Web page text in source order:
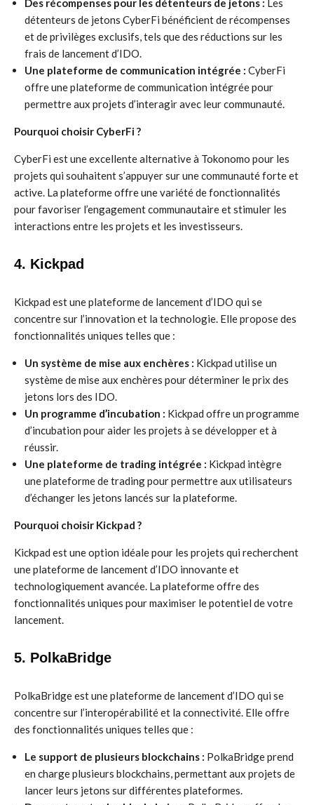
Des récompenses pour les détenteurs de jetons : Les
détenteurs de jetons CyberFi bénéficient de récompenses
et de privilèges exclusifs, tels que des réductions sur les
frais de lancement d’IDO.
Une plateforme de communication intégrée : CyberFi
offre une plateforme de communication intégrée pour
permettre aux projets d’interagir avec leur communauté.
Pourquoi choisir CyberFi ?
CyberFi est une excellente alternative à Tokonomo pour les
projets qui souhaitent s’appuyer sur une communauté forte et
active. La plateforme offre une variété de fonctionnalités
pour favoriser l’engagement communautaire et stimuler les
interactions entre les projets et les investisseurs.
4. Kickpad
Kickpad est une plateforme de lancement d’IDO qui se
concentre sur l’innovation et la technologie. Elle propose des
fonctionnalités uniques telles que :
Un système de mise aux enchères : Kickpad utilise un
système de mise aux enchères pour déterminer le prix des
jetons lors des IDO.
Un programme d’incubation : Kickpad offre un programme
d’incubation pour aider les projets à se développer et à
réussir.
Une plateforme de trading intégrée : Kickpad intègre
une plateforme de trading pour permettre aux utilisateurs
d’échanger les jetons lancés sur la plateforme.
Pourquoi choisir Kickpad ?
Kickpad est une option idéale pour les projets qui recherchent
une plateforme de lancement d’IDO innovante et
technologiquement avancée. La plateforme offre des
fonctionnalités uniques pour maximiser le potentiel de votre
lancement.
5. PolkaBridge
PolkaBridge est une plateforme de lancement d’IDO qui se
concentre sur l’interopérabilité et la connectivité. Elle offre
des fonctionnalités uniques telles que :
Le support de plusieurs blockchains : PolkaBridge prend
en charge plusieurs blockchains, permettant aux projets de
lancer leurs jetons sur différentes plateformes.